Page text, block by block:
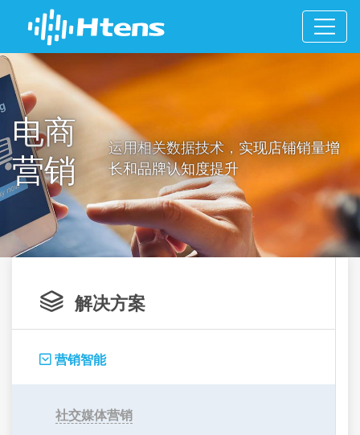
电商
营销
运用相关数据技术，实现店铺销量增
长和品牌认知度提升
 解决方案
 营销智能
社交媒体营销